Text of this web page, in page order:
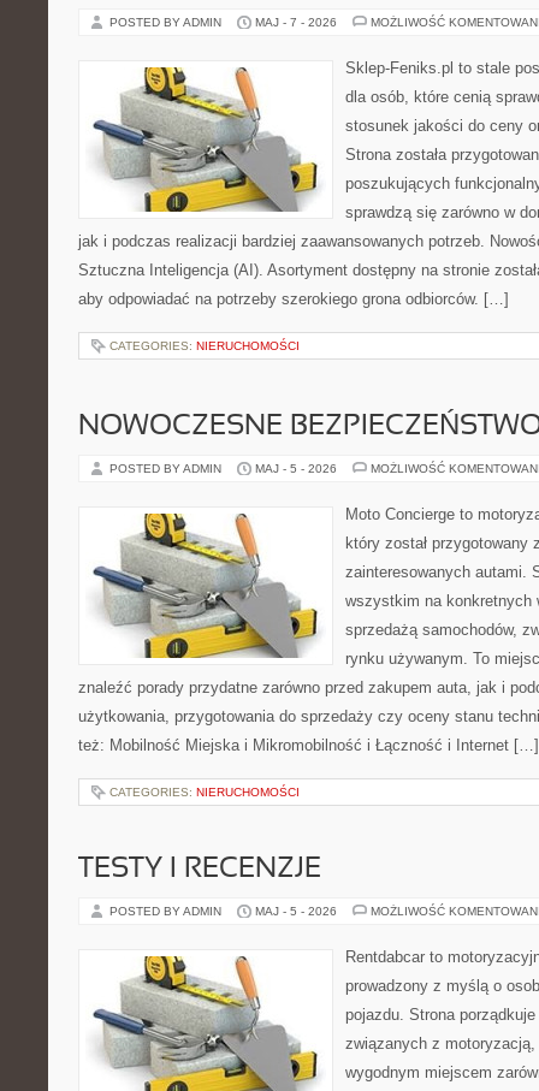
POSTED BY ADMIN MAJ - 7 - 2026 MOŻLIWOŚĆ
Sklep-Feniks.pl to stale
dla osób, które cenią
stosunek jakości do ceny
Strona została
poszukujących
sprawdzą się zarówno w
jak i podczas realizacji bardziej zaawansowanych potrzeb.
Sztuczna Inteligencja (AI). Asortyment dostępny na stronie
aby odpowiadać na potrzeby szerokiego grona odbiorców. […]
CATEGORIES: NIERUCHOMOŚCI
NOWOCZESNE
POSTED BY ADMIN MAJ - 5 - 2026 MOŻLIWOŚĆ
Moto Concierge to
który został przygotowany
zainteresowanych autami.
wszystkim na konkretnych
sprzedażą samochodów,
rynku używanym. To
znaleźć porady przydatne zarówno przed zakupem auta, jak i
użytkowania, przygotowania do sprzedaży czy oceny stanu
też: Mobilność Miejska i Mikromobilność i Łączność i Internet […]
CATEGORIES: NIERUCHOMOŚCI
TESTY I RECENZJE
POSTED BY ADMIN MAJ - 5 - 2026 MOŻLIWOŚĆ
Rentdabcar to
prowadzony z myślą o
pojazdu. Strona
związanych z
wygodnym miejscem